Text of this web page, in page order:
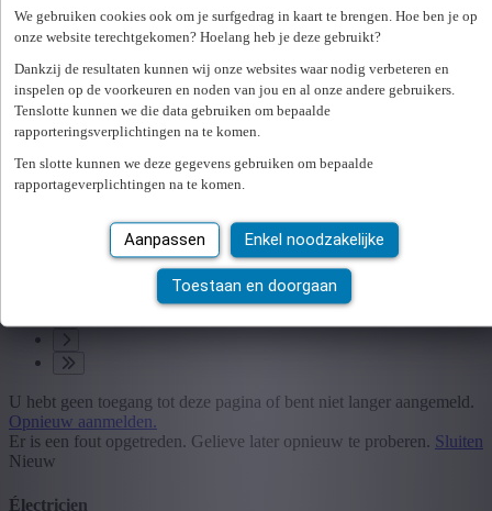
We gebruiken cookies ook om je surfgedrag in kaart te brengen. Hoe ben je op
onze website terechtgekomen? Hoelang heb je deze gebruikt?
Dankzij de resultaten kunnen wij onze websites waar nodig verbeteren en
inspelen op de voorkeuren en noden van jou en al onze andere gebruikers.
Tenslotte kunnen we die data gebruiken om bepaalde
rapporteringsverplichtingen na te komen.
Ten slotte kunnen we deze gegevens gebruiken om bepaalde
rapportageverplichtingen na te komen.
Aanpassen Enkel noodzakelijke
Toestaan en doorgaan
do 08:30 - 12:30 & 13:30 - 17:30
vr
08:30 - 12:30 & 13:00 - 17:00
za gesloten
zo gesloten
Maak een afspraak
Wij hebben18 vacatures vacaturevoor jou
gevonden.
U hebt geen toegang tot deze pagina of bent niet langer aangemeld.
Opnieuw aanmelden.
Er is een fout opgetreden. Gelieve later opnieuw te proberen. Sluiten
Nieuw
Électricien